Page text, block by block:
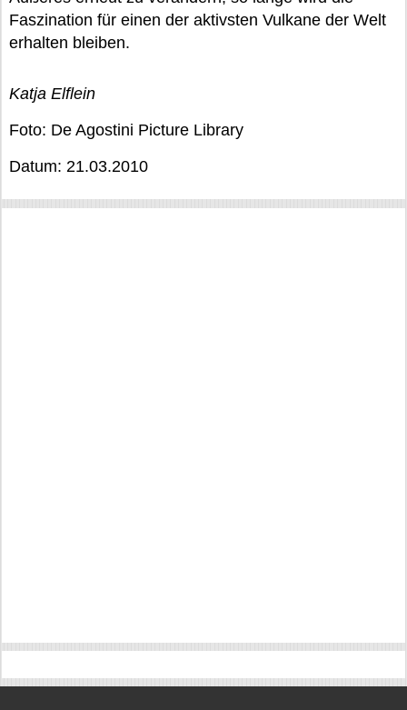
Faszination für einen der aktivsten Vulkane der Welt
erhalten bleiben.
Katja Elflein
Foto: De Agostini Picture Library
Datum: 21.03.2010